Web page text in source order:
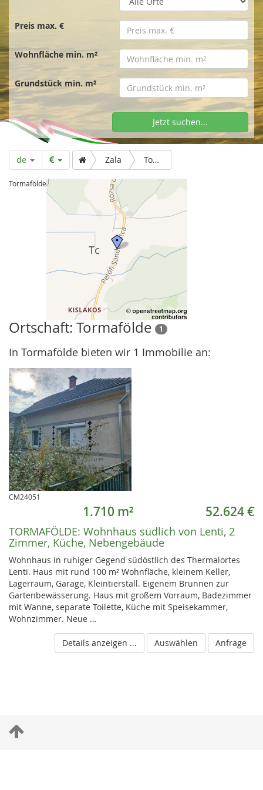
s
e
i
t
e
Preis max. €
Wohnfläche min. m²
Grundstück min. m²
Jetzt suchen...
de Zala Tormafölde
Tormafölde
Ortschaft: Tormafölde 1
In Tormafölde bieten wir 1 Immobilie an:
CM24051
1.710 m² 52.624 €
TORMAFÖLDE: Wohnhaus südlich von Lenti, 2
Zimmer, Küche, Nebengebäude
Wohnhaus in ruhiger Gegend südöstlich des Thermalortes
Lenti. Haus mit rund 100 m² Wohnfläche, kleinem Keller,
Lagerraum, Garage, Kleintierstall. Eigenem Brunnen zur
Gartenbewässerung. Haus mit großem Vorraum, Badezimmer
mit Wanne, separate Toilette, Küche mit Speisekammer,
Wohnzimmer. Neue …
Details anzeigen ... Auswählen Anfrage